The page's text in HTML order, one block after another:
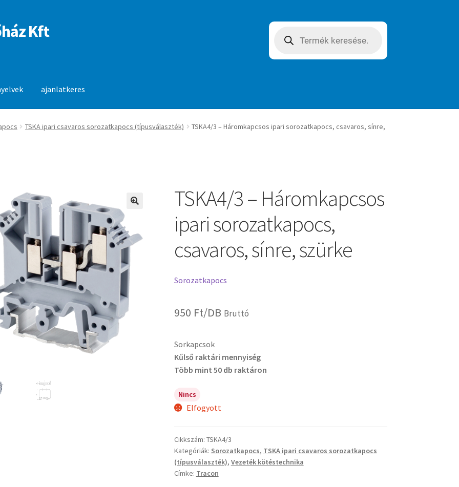
Kft search
ajanlatkeres
TSKA ipari csavaros sorozatkapocs (típusválaszték)
TSKA4/3 – Háromkapcsos ipari sorozatkapocs, csavaros, sínre,
TSKA4/3 – Háromkapcsos
ipari sorozatkapocs,
csavaros, sínre, szürke
Sorozatkapocs
950 Ft/DB Bruttó
Sorkapcsok
Kűlső raktári mennyiség
Több mint 50 db raktáron
Nincs
Elfogyott
Cikkszám: TSKA4/3
Kategóriák: Sorozatkapocs, TSKA ipari csavaros sorozatkapocs
(típusválaszték), Vezeték kötéstechnika
Címke: Tracon